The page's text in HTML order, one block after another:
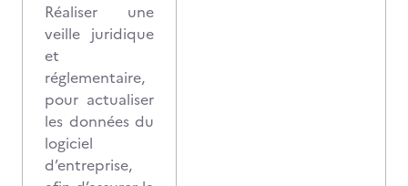
Réaliser une
veille juridique
et
réglementaire,
pour actualiser
les données du
logiciel
d’entreprise,